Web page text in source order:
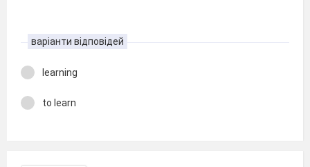
варіанти відповідей
learning
to learn